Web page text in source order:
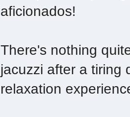
aficionados!
There's nothing
jacuzzi after a tiring
relaxation